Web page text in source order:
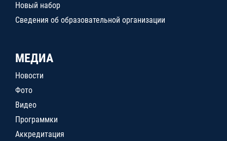
Новый набор
Сведения об образовательной организации
МЕДИА
Новости
Фото
Видео
Программки
Аккредитация